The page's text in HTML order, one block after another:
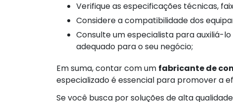
Verifique as especificações técnicas,
Considere a compatibilidade dos
Consulte um especialista para auxiliá-lo na escolha do compressor de alta pressão mais
adequado para o seu negócio;
Em suma, contar com um fabricante de
especializado é essencial para promover a
Se você busca por soluções de alta